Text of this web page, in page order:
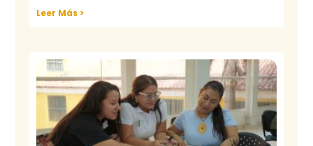
Leer Más >